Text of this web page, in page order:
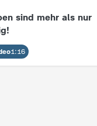
sind mehr als nur
1:16